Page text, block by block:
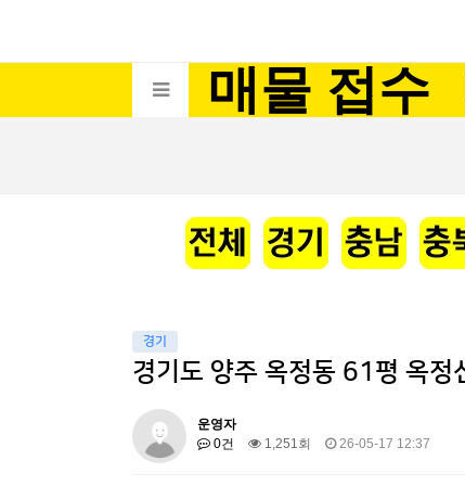
매물 접수
경기
경기도 양주 옥정동 61평 옥정
운영자
0건
1,251회 26-05-17 12:37